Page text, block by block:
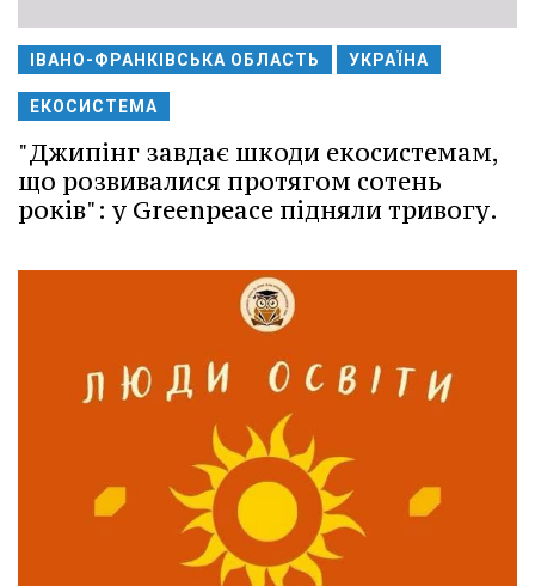
ІВАНО-ФРАНКІВСЬКА ОБЛАСТЬ УКРАЇНА
ЕКОСИСТЕМА
"Джипінг завдає шкоди екосистемам,
що розвивалися протягом сотень
років": у Greenpeace підняли тривогу.